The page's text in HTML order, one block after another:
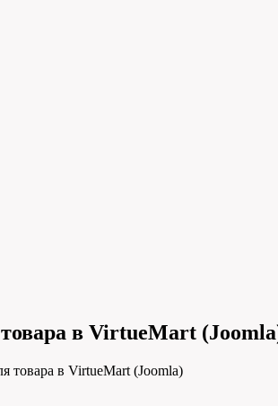
в VirtueMart
товара в VirtueMart (Joomla)